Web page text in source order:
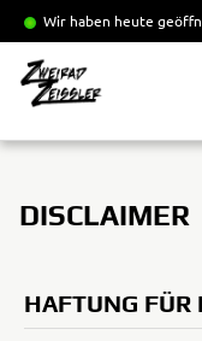
Wir haben heute
DISCLAIMER
HAFTUNG FÜR